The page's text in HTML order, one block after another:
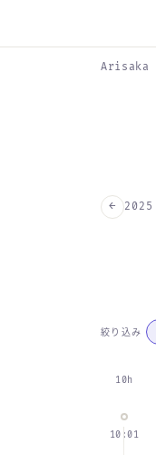
Arisaka
←
絞り込み
10h
10:01